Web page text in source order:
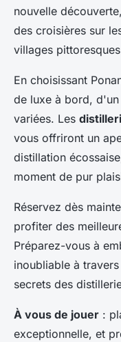
nouvelle
des croisières sur
villages
En choisissant
de luxe à bord,
variées. Les
vous offriront un
distillation
moment de pur
Réservez dès
profiter des
Préparez-vous à
inoubliable à
secrets des
À vous de jouer :
exceptionnelle, et